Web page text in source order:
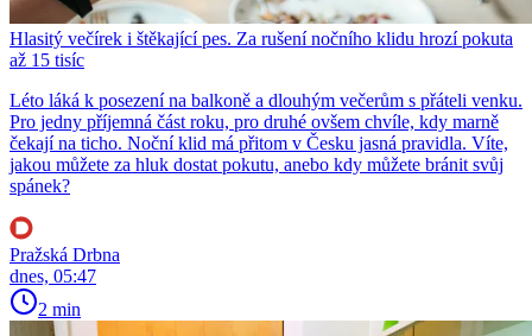
Hlasitý večírek i štěkající pes. Za rušení nočního klidu hrozí pokuta
až 15 tisíc
Léto láká k posezení na balkoně a dlouhým večerům s přáteli venku.
Pro jedny příjemná část roku, pro druhé ovšem chvíle, kdy marně
čekají na ticho. Noční klid má přitom v Česku jasná pravidla. Víte,
jakou můžete za hluk dostat pokutu, anebo kdy můžete bránit svůj
spánek?
Pražská Drbna
dnes, 05:47
2 min